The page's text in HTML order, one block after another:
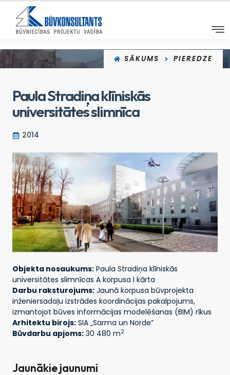
SĀKUMS PIEREDZE
Paula Stradiņa klīniskās
universitātes slimnīca
2014
Objekta nosaukums: Paula Stradiņa klīniskās
universitātes slimnīcas A korpusa I kārta
Darbu raksturojums: Jaunā korpusa būvprojekta
inženiersadaļu izstrādes koordinācijas pakalpojums,
izmantojot būves informācijas modelēšanas (BIM) rīkus
Arhitektu birojs: SIA „Sarma un Norde”
Būvdarbu apjoms: 30 480 m2
Jaunākie jaunumi